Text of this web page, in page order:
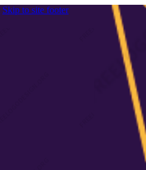
Skip to site footer